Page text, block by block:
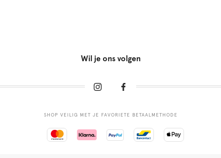
Wil je ons volgen
SHOP VEILIG MET JE FAVORIETE BETAALMETHODE